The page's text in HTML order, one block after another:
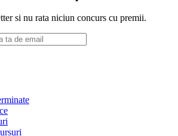
si nu rata niciun concurs cu premii.